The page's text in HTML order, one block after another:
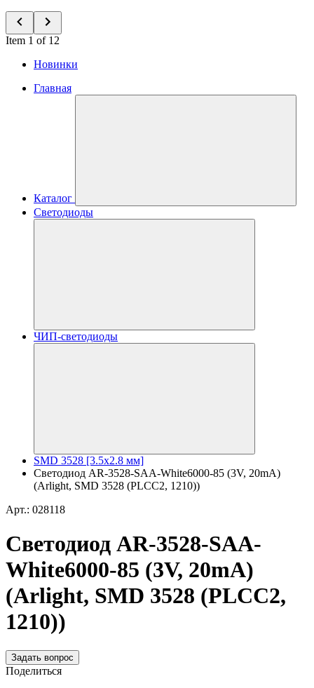
Item 1 of 12
Новинки
Главная
Каталог
Светодиоды
ЧИП-светодиоды
SMD 3528 [3.5х2.8 мм]
Светодиод AR-3528-SAA-White6000-85 (3V, 20mA)
(Arlight, SMD 3528 (PLCC2, 1210))
Арт.: 028118
Светодиод AR-3528-SAA-
White6000-85 (3V, 20mA)
(Arlight, SMD 3528 (PLCC2,
1210))
Задать вопрос
Поделиться